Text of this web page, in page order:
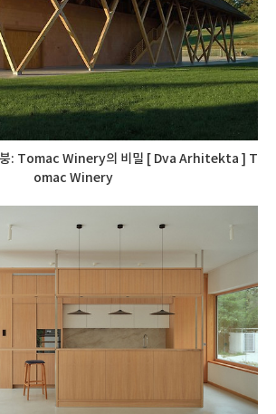
붕: Tomac Winery의 비밀 [ Dva Arhitekta ] T
omac Winery